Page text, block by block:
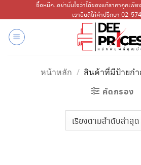
ไป
เนื้อหา
ซื้อหมึก..อย่ามั่นใจว่าได้ของแท้ราคาถูกเพี
เรายินดีให้คำปรึกษา 02-
หน้าหลัก / สินค้าที่มีป้ายกำ
คัดกรอง